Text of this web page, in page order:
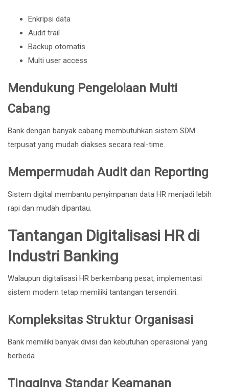
Enkripsi data
Audit trail
Backup otomatis
Multi user access
Mendukung Pengelolaan Multi
Cabang
Bank dengan banyak cabang membutuhkan sistem SDM
terpusat yang mudah diakses secara real-time.
Mempermudah Audit dan Reporting
Sistem digital membantu penyimpanan data HR menjadi lebih
rapi dan mudah dipantau.
Tantangan Digitalisasi HR di
Industri Banking
Walaupun digitalisasi HR berkembang pesat, implementasi
sistem modern tetap memiliki tantangan tersendiri.
Kompleksitas Struktur Organisasi
Bank memiliki banyak divisi dan kebutuhan operasional yang
berbeda.
Tingginya Standar Keamanan